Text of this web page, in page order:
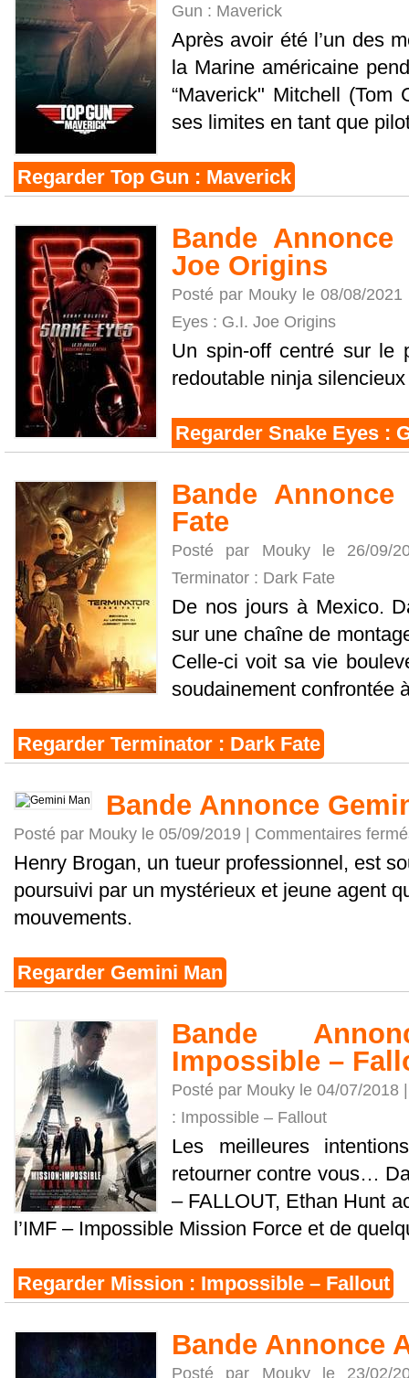
Gun : Maverick
Après avoir été l’un des
la Marine américaine
“Maverick" Mitchell (Tom
ses limites en tant que
Regarder Top Gun : Maverick
Bande
Joe Origins
Posté par Mouky le 08/08/
Eyes : G.I. Joe Origins
Un spin-off centré sur le
redoutable ninja
Regarder Snake Eyes :
Bande
Fate
Posté par Mouky le 26/09/
Terminator : Dark Fate
De nos jours à Mexico.
sur une chaîne de
Celle-ci voit sa vie
soudainement confrontée
Regarder Terminator : Dark Fate
Bande Annonce
Posté par Mouky le 05/09/2019 | Commentaires
Henry Brogan, un tueur professionnel, est
poursuivi par un mystérieux et jeune agent
mouvements.
Regarder Gemini Man
Bande
Impossible –
Posté par Mouky le 04/07/2018
: Impossible – Fallout
Les meilleures
retourner contre vous…
– FALLOUT, Ethan Hunt
l’IMF – Impossible Mission Force et de
Regarder Mission : Impossible – Fallout
Bande Annonce
Posté par Mouky le 23/02/